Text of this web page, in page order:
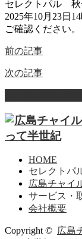
セレクトパル 秋
2025年10月23日
ご確認ください。
前の記事
次の記事
HOME
セレクトパ
広島チャイ
サービス・
会社概要
Copyright © 広島